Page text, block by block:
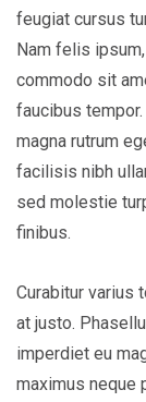
feugiat cursus
Nam felis
commodo sit
faucibus
magna rutrum
facilisis nibh
sed molestie
finibus.
Curabitur varius
at justo.
imperdiet eu
maximus neque